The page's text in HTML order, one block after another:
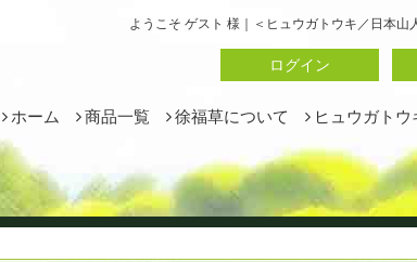
ようこそ ゲスト 様｜＜ヒュウガトウキ／日本山
ログイン
ホーム 商品一覧 徐福草について ヒュウガトウ